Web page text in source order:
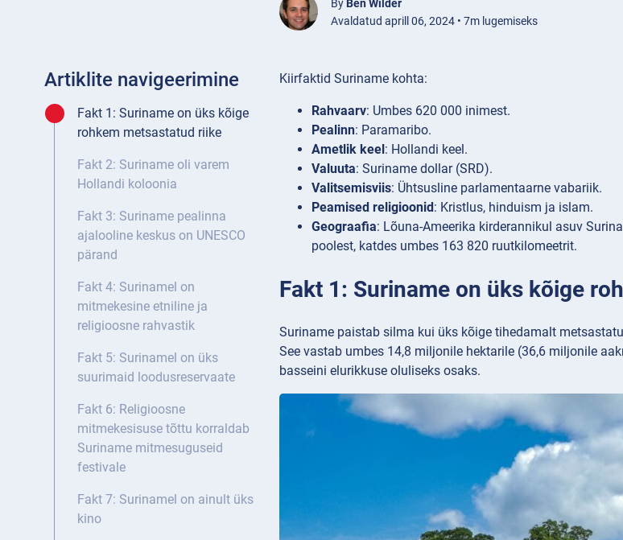
By Ben Wilder
Avaldatud aprill 06, 2024 • 7m lugemiseks
Artiklite navigeerimine
Fakt 1: Suriname on üks kõige
rohkem metsastatud riike
Fakt 2: Suriname oli varem
Hollandi koloonia
Fakt 3: Suriname pealinna
ajalooline keskus on UNESCO
pärand
Fakt 4: Surinamel on
mitmekesine etniline ja
religioosne rahvastik
Fakt 5: Surinamel on üks
suurimaid loodusreservaate
Fakt 6: Religioosne
mitmekesisuse tõttu korraldab
Suriname mitmesuguseid
festivale
Fakt 7: Surinamel on ainult üks
kino
Kiirfaktid Suriname kohta:
Rahvaarv: Umbes 620 000 inimest.
Pealinn: Paramaribo.
Ametlik keel : Hollandi keel.
Valuuta: Suriname dollar (SRD).
Valitsemisviis: Ühtsusline parlamentaarne vabariik.
Peamised religioonid : Kristlus, hinduism ja islam.
Geograafia: Lõuna-Ameerika kirderannikul asuv
poolest, katdes umbes 163 820 ruutkilomeetrit.
Fakt 1: Suriname on üks kõige
Suriname paistab silma kui üks kõige tihedamalt
See vastab umbes 14,8 miljonile hektarile (36,6 miljonile
basseini elurikkuse oluliseks osaks.